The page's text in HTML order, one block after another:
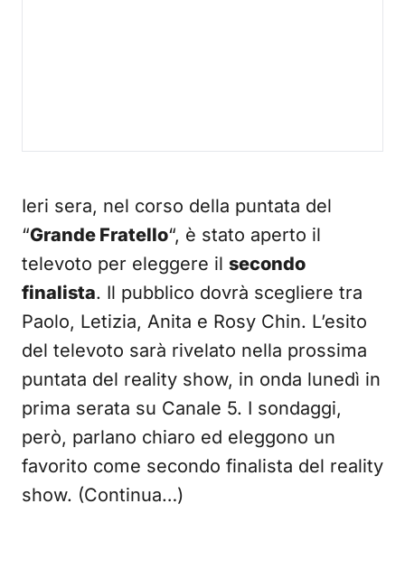
Ieri sera, nel corso della puntata del
“Grande Fratello“, è stato aperto il
televoto per eleggere il secondo
finalista. Il pubblico dovrà scegliere tra
Paolo, Letizia, Anita e Rosy Chin. L’esito
del televoto sarà rivelato nella prossima
puntata del reality show, in onda lunedì in
prima serata su Canale 5. I sondaggi,
però, parlano chiaro ed eleggono un
favorito come secondo finalista del reality
show. (Continua…)